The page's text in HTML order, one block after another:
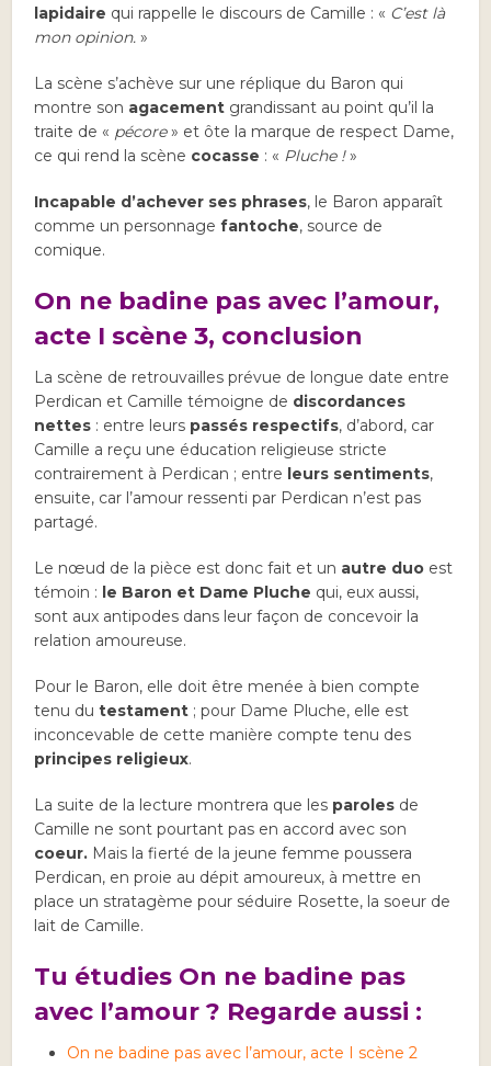
lapidaire qui rappelle le discours de Camille : « C’est là
mon opinion.»
La scène s’achève sur une réplique du Baron qui
montre son agacement grandissant au point qu’il la
traite de « pécore» et ôte la marque de respect Dame,
ce qui rend la scène cocasse : « Pluche !»
Incapable d’achever ses phrases, le Baron apparaît
comme un personnagefantoche, source de
comique.
On ne badine pas avec l’amour,
acte I scène 3, conclusion
La scène de retrouvailles prévue de longue date entre
Perdican et Camille témoigne de discordances
nettes : entre leurs passés respectifs, d’abord, car
Camille a reçu une éducation religieuse stricte
contrairement à Perdican ; entre leurs sentiments,
ensuite, car l’amour ressenti par Perdican n’est pas
partagé.
Le nœud de la pièce est donc fait et un autre duo est
témoin : le Baron et Dame Pluche qui, eux aussi,
sont aux antipodes dans leur façon de concevoir la
relation amoureuse.
Pour le Baron, elle doit être menée à bien compte
tenu du testament ; pour Dame Pluche, elle est
inconcevable de cette manière compte tenu des
principes religieux.
La suite de la lecture montrera que les paroles de
Camille ne sont pourtant pas en accord avec son
coeur. Mais la fierté de la jeune femme poussera
Perdican, en proie au dépit amoureux, à mettre en
place un stratagème pour séduire Rosette, la soeur de
lait de Camille.
Tu étudies On ne badine pas
avec l’amour ? Regarde aussi :
On ne badine pas avec l’amour, acte I scène 2